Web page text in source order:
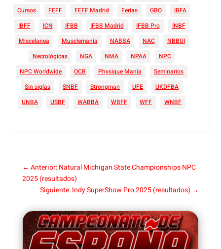
Cursos
FEFF FEFF Madrid Ferias GBO
IBFA
IBFF
ICN IFBB IFBB Madrid IFBB Pro
INBF
Miscelanea
Musclemania NABBA NAC
NBBUI
Necrológicas
NGA NMA NPAA
NPC
NPC Worldwide
OCB Physique Mania
Seminarios
Sin siglas
SNBF Strongman UFE
UKDFBA
UNBA
USBF WABBA WBFF WFF WNBF
← Anterior: Natural Michigan State Championships NPC
2025 (resultados)
Siguiente: Indy SuperShow Pro 2025 (resultados) →